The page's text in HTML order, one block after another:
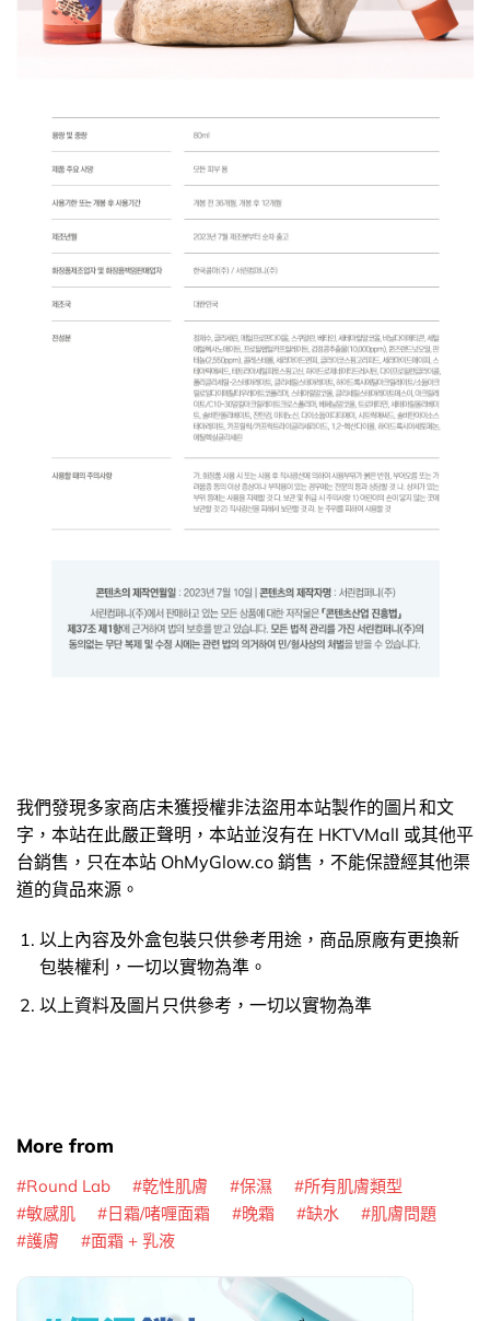
我們發現多家商店未獲授權非法盜用本站製作的圖片和文
字，本站在此嚴正聲明，本站並沒有在 HKTVMall 或其他平
台銷售，只在本站 OhMyGlow.co 銷售，不能保證經其他渠
道的貨品來源。
以上內容及外盒包裝只供參考用途，商品原廠有更換新
包裝權利，一切以實物為準。
以上資料及圖片只供參考，一切以實物為準
More from
Round Lab 乾性肌膚 保濕
所有肌膚類型
敏感肌
日霜/啫喱面霜 晚霜 缺水
肌膚問題
護膚
面霜 + 乳液